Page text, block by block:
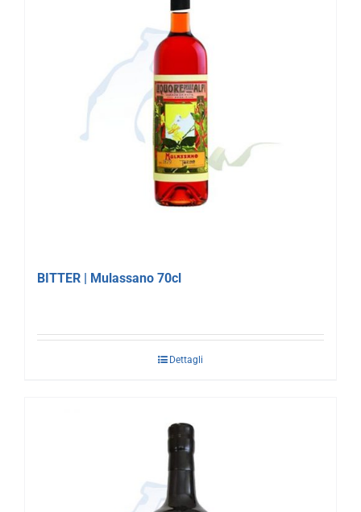
BITTER | Mulassano 70cl
Dettagli